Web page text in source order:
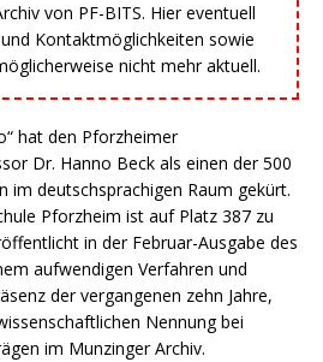
von PF-BITS. Hier eventuell
Kontaktmöglichkeiten sowie
nicht mehr aktuell.
hat den Pforzheimer
Dr. Hanno Beck als einen der 500
im deutschsprachigen Raum gekürt.
Pforzheim ist auf Platz 387 zu
in der Februar-Ausgabe des
aufwendigen Verfahren und
der vergangenen zehn Jahre,
Nennung bei
im Munzinger Archiv.